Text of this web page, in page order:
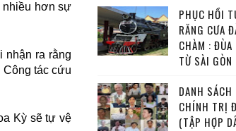
nhiều hơn sự
nhận ra rằng
Công tác cứu
Kỳ sẽ tự vệ
PHỤC HỒI
RĂNG CƯA
CHÀM :
TỪ SÀI
DANH
CHÍNH TRỊ
(TẬP HỢP